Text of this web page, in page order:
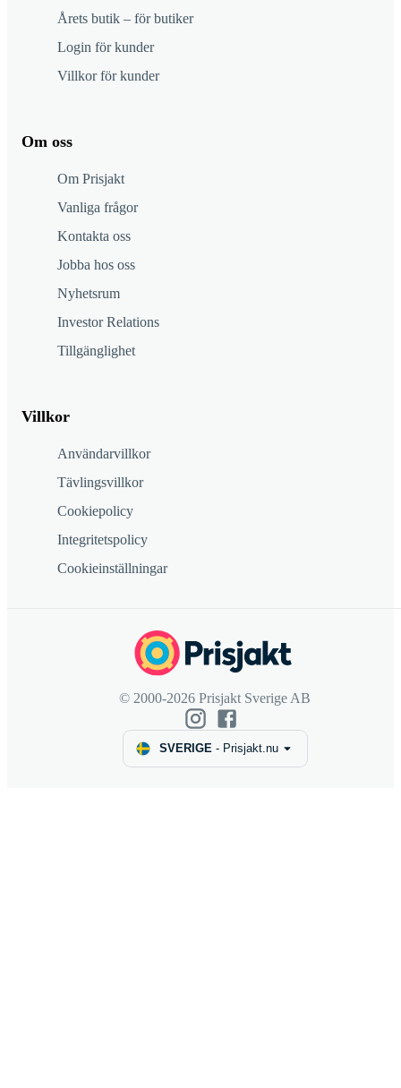
Årets butik – för butiker
Login för kunder
Villkor för kunder
Om oss
Om Prisjakt
Vanliga frågor
Kontakta oss
Jobba hos oss
Nyhetsrum
Investor Relations
Tillgänglighet
Villkor
Användarvillkor
Tävlingsvillkor
Cookiepolicy
Integritetspolicy
Cookieinställningar
© 2000-2026 Prisjakt Sverige AB
SVERIGE- Prisjakt.nu